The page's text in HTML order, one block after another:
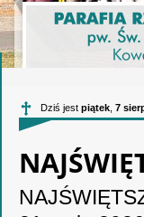
Dziś jest piątek 7